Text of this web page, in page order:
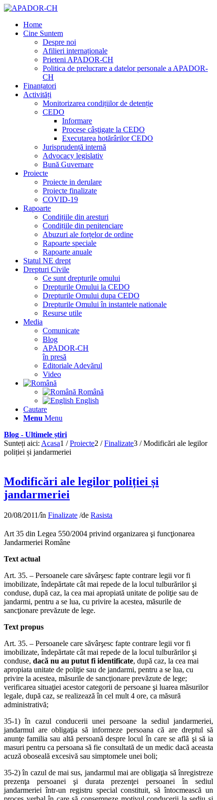
Home
Cine Suntem
Despre noi
Afilieri internaționale
Prieteni APADOR-CH
Politica de prelucrare a datelor personale a APADOR-
CH
Finanțatori
Activități
Monitorizarea condițiilor de detenție
CEDO
Informare
Procese câștigate la CEDO
Executarea hotărârilor CEDO
Jurisprudență internă
Advocacy legislativ
Bună Guvernare
Proiecte
Proiecte in derulare
Proiecte finalizate
COVID-19
Rapoarte
Condițiile din aresturi
Condițiile din penitenciare
Abuzuri ale forțelor de ordine
Rapoarte speciale
Rapoarte anuale
Statul NE drept
Drepturi Civile
Ce sunt drepturile omului
Drepturile Omului la CEDO
Drepturile Omului dupa CEDO
Drepturile Omului în instantele nationale
Resurse utile
Media
Comunicate
Blog
APADOR-CH
în presă
Editoriale Adevărul
Video
Română
English
Cautare
Menu Menu
Blog - Ultimele știri
Sunteți aici: Acasa1 / Proiecte2 / Finalizate3 / Modificări ale legilor
poliției și jandarmeriei
Modificări ale legilor poliției și
jandarmeriei
20/08/2011/în Finalizate /de Rasista
Art 35 din Legea 550/2004 privind organizarea şi funcţionarea
Jandarmeriei Române
Text actual
Art. 35. – Persoanele care săvârşesc fapte contrare legii vor fi
imobilizate, îndepărtate cât mai repede de la locul tulburărilor şi
conduse, după caz, la cea mai apropiată unitate de poliţie sau de
jandarmi, pentru a se lua, cu privire la acestea, măsurile de
sancţionare prevăzute de lege.
Text propus
Art. 35. – Persoanele care săvârşesc fapte contrare legii vor fi
imobilizate, îndepărtate cât mai repede de la locul tulburărilor şi
conduse, dacă nu au putut fi identificate, după caz, la cea mai
apropiata unitate de poliţie sau de jandarmi, pentru a se lua, cu
privire la acestea, măsurile de sancţionare prevăzute de lege;
verificarea situaţiei acestor categorii de persoane şi luarea măsurilor
legale, după caz, se realizează în cel mult 4 ore, ca măsură
administrativă;
35-1) în cazul conducerii unei persoane la sediul jandarmeriei,
jandarmul are obligaţia să informeze persoana că are dreptul să
anunţe familia sau altă persoană despre locul în care se află şi să ia
masuri pentru ca persoana să fie consultată de un medic dacă aceasta
acuză oboseală excesivă sau simptomele unei boli;
35-2) în cazul de mai sus, jandarmul mai are obligaţia să înregistreze
prezenţa persoanei şi durata prezenţei persoanei în sediul
jandarmeriei într-un registru special constituit, să întocmească un